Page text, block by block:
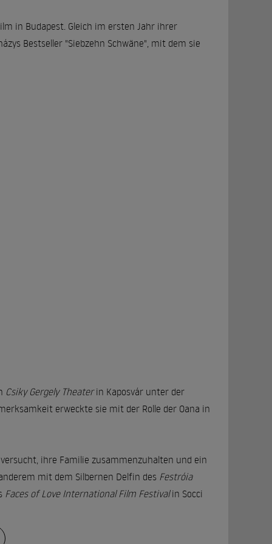
in Budapest. Gleich im ersten Jahr ihrer
Bestseller "Siebzehn Schwäne", mit dem sie
Csiky Gergely Theaterin Kaposvár unter der
erweckte sie mit der Rolle der Oana in
ihre Familie zusammenzuhalten und ein
mit dem Silbernen Delfin des Festróia
Faces of Love International Film Festivalin Socci